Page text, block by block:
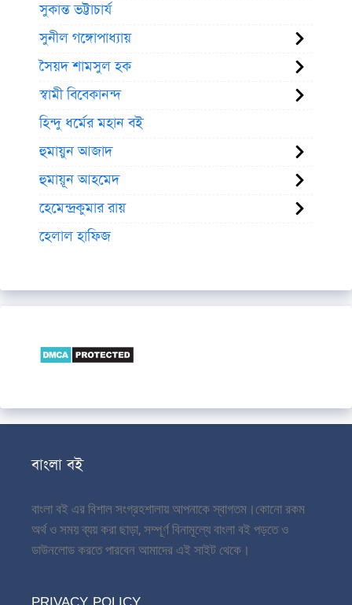
সুকান্ত ভট্টাচার্য
সুনীল গঙ্গোপাধ্যায়
সৈয়দ শামসুল হক
স্বামী বিবেকানন্দ
হিন্দু ধর্মের মহান বই
হুমায়ুন আজাদ
হুমায়ূন আহমেদ
হেমেন্দ্রকুমার রায়
হেলাল হাফিজ
বাংলা বই
বাংলা বই এর বিশাল সংগ্রহশালায় আপনাকে স্বাগতম।কোনো রকম
অর্থ ও সময় ব্যয় করা ছাড়া, সম্পূর্ণ বিনামূল্যে বাংলা বই পড়তে ও
ডাউনলোড করতে পারবেন আমাদের এই সাইট থেকে।